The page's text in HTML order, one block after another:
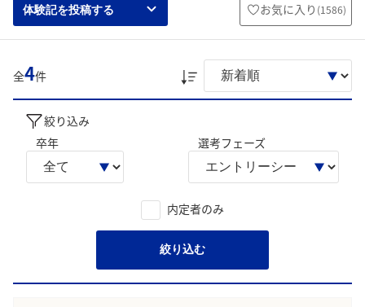
体験記を投稿する お気に入り (1586)
全4件
絞り込み
卒年
選考フェーズ
内定者のみ
絞り込む